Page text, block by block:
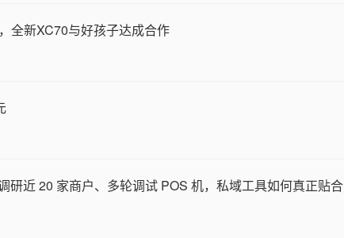
全新XC70与好孩子达成合作
研近 20 家商户、多轮调试 POS 机，私域工具如何真正贴合